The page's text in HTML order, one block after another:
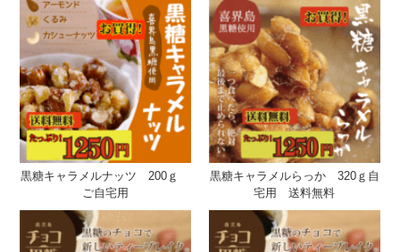
黒糖キャラメルナッツ 200ｇ
ご自宅用
黒糖キャラメルらっか 320ｇ自
宅用 送料無料